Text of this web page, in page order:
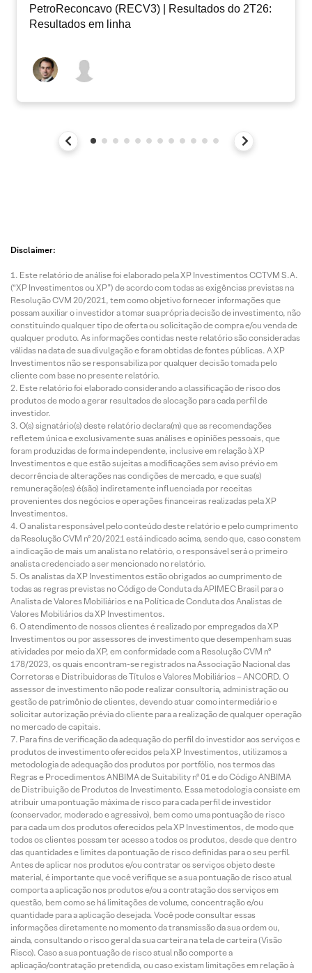
PetroReconcavo (RECV3) | Resultados do 2T26:
Resultados em linha
Disclaimer:
Este relatório de análise foi elaborado pela XP Investimentos CCTVM S.A.
(“XP Investimentos ou XP”) de acordo com todas as exigências previstas na
Resolução CVM 20/2021, tem como objetivo fornecer informações que
possam auxiliar o investidor a tomar sua própria decisão de investimento, não
constituindo qualquer tipo de oferta ou solicitação de compra e/ou venda de
qualquer produto. As informações contidas neste relatório são consideradas
válidas na data de sua divulgação e foram obtidas de fontes públicas. A XP
Investimentos não se responsabiliza por qualquer decisão tomada pelo
cliente com base no presente relatório.
Este relatório foi elaborado considerando a classificação de risco dos
produtos de modo a gerar resultados de alocação para cada perfil de
investidor.
O(s) signatário(s) deste relatório declara(m) que as recomendações
refletem única e exclusivamente suas análises e opiniões pessoais, que
foram produzidas de forma independente, inclusive em relação à XP
Investimentos e que estão sujeitas a modificações sem aviso prévio em
decorrência de alterações nas condições de mercado, e que sua(s)
remuneração(es) é(são) indiretamente influenciada por receitas
provenientes dos negócios e operações financeiras realizadas pela XP
Investimentos.
O analista responsável pelo conteúdo deste relatório e pelo cumprimento
da Resolução CVM nº 20/2021 está indicado acima, sendo que, caso constem
a indicação de mais um analista no relatório, o responsável será o primeiro
analista credenciado a ser mencionado no relatório.
Os analistas da XP Investimentos estão obrigados ao cumprimento de
todas as regras previstas no Código de Conduta da APIMEC Brasil para o
Analista de Valores Mobiliários e na Política de Conduta dos Analistas de
Valores Mobiliários da XP Investimentos.
O atendimento de nossos clientes é realizado por empregados da XP
Investimentos ou por assessores de investimento que desempenham suas
atividades por meio da XP, em conformidade com a Resolução CVM nº
178/2023, os quais encontram-se registrados na Associação Nacional das
Corretoras e Distribuidoras de Títulos e Valores Mobiliários – ANCORD. O
assessor de investimento não pode realizar consultoria, administração ou
gestão de patrimônio de clientes, devendo atuar como intermediário e
solicitar autorização prévia do cliente para a realização de qualquer operação
no mercado de capitais.
Para fins de verificação da adequação do perfil do investidor aos serviços e
produtos de investimento oferecidos pela XP Investimentos, utilizamos a
metodologia de adequação dos produtos por portfólio, nos termos das
Regras e Procedimentos ANBIMA de Suitability nº 01 e do Código ANBIMA
de Distribuição de Produtos de Investimento. Essa metodologia consiste em
atribuir uma pontuação máxima de risco para cada perfil de investidor
(conservador, moderado e agressivo), bem como uma pontuação de risco
para cada um dos produtos oferecidos pela XP Investimentos, de modo que
todos os clientes possam ter acesso a todos os produtos, desde que dentro
das quantidades e limites da pontuação de risco definidas para o seu perfil.
Antes de aplicar nos produtos e/ou contratar os serviços objeto deste
material, é importante que você verifique se a sua pontuação de risco atual
comporta a aplicação nos produtos e/ou a contratação dos serviços em
questão, bem como se há limitações de volume, concentração e/ou
quantidade para a aplicação desejada. Você pode consultar essas
informações diretamente no momento da transmissão da sua ordem ou,
ainda, consultando o risco geral da sua carteira na tela de carteira (Visão
Risco). Caso a sua pontuação de risco atual não comporte a
aplicação/contratação pretendida, ou caso existam limitações em relação à